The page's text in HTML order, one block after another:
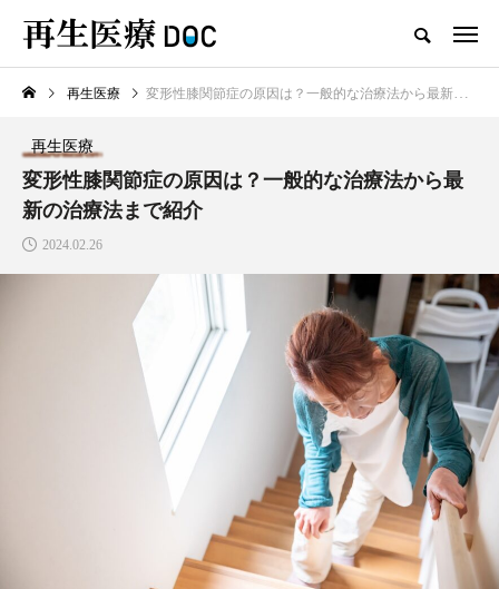
再生医療
AGAは予防できる？予防方法と
治療法、生活習慣の見直し方を紹
注目のトピック
再生医療 変形性膝関節症の原因は？一般的な治療法から最新の治療法まで紹介
再生医療
変形性膝関節症の原因は？一般的な治療法から最
新の治療法まで紹介
2024.02.26